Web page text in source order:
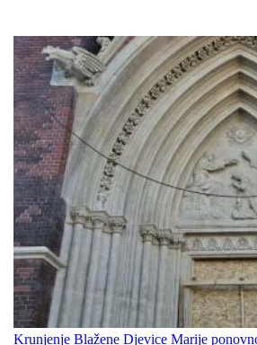
Krunjenje Blažene Djevice Marije